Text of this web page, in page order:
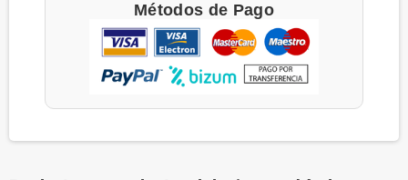
Métodos de Pago